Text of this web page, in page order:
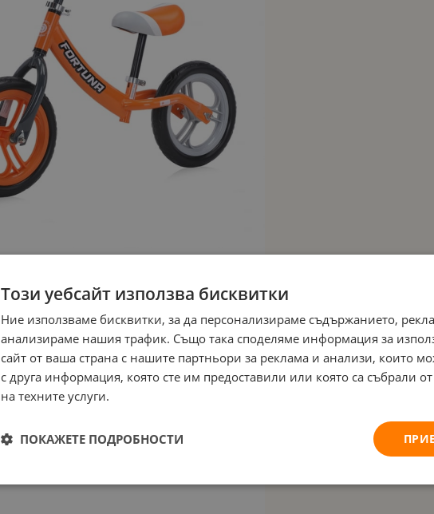
Този уебсайт използва бисквитки
Ние използваме бисквитки, за да персонализираме съдържанието,
анализираме нашия трафик. Също така споделяме информация за
сайт от ваша страна с нашите партньори за реклама и анализи, които
с друга информация, която сте им предоставили или която са събрали
на техните услуги.
ПОКАЖЕТЕ ПОДРОБНОСТИ